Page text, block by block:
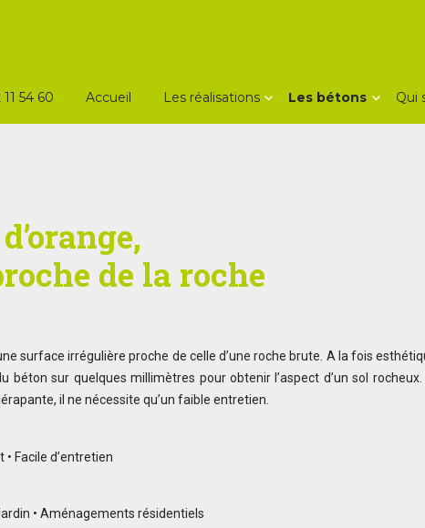
54 60 Accueil Les réalisations Les bétons Qui
de la roche
surface irrégulière proche de celle d’une roche brute. A la fois
béton sur quelques millimètres pour obtenir l’aspect d’un sol
il ne nécessite qu’un faible entretien.
Facile d’entretien
• Aménagements résidentiels